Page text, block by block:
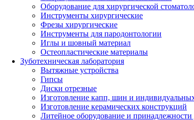
Оборудование для хирургической
Инструменты хирургические
Фрезы хирургические
Инструменты для пародонтологии
Иглы и шовный материал
Остеопластические материалы
Зуботехническая лаборатория
Вытяжные устройства
Гипсы
Диски отрезные
Изготовление капп, шин и
Изготовление керамических конструкций
Литейное оборудование и принадлежности